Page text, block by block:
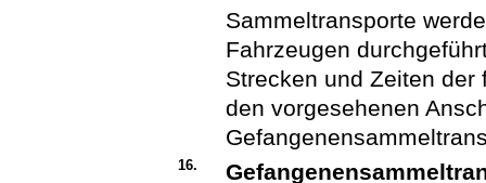
Sammeltransporte
Fahrzeugen
Strecken und Zeiten
den vorgesehenen
16.